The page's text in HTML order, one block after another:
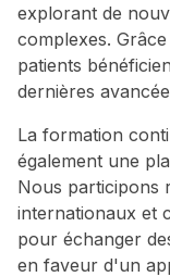
explorant de
complexes.
patients
dernières
La formation
également une
Nous participons
internationaux et
pour échanger
en faveur d'un